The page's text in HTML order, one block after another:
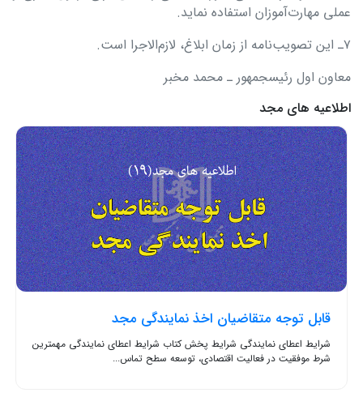
عملی مهارت‌آموزان استفاده نماید.
۷ـ این تصویب‌نامه از زمان ابلاغ، لازم‌الاجرا است.
معاون اول رئیس‎جمهور ـ محمد مخبر
اطلاعیه های مجد
قابل توجه متقاضیان اخذ نمایندگی مجد
شرایط اعطای نمایندگی شرایط پخش کتاب شرایط اعطای نمایندگی مهمترین
شرط موفقیت در فعالیت اقتصادی، توسعه سطح تماس...